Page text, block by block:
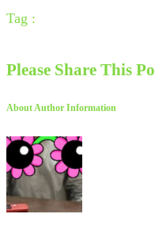
Tag :
Please Share This
About Author Information